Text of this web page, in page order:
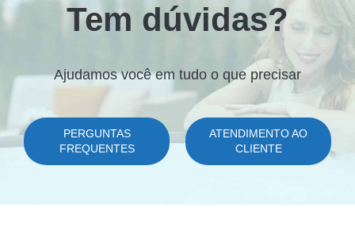
Tem dúvidas?
Ajudamos você em tudo o que precisar
PERGUNTAS
FREQUENTES
ATENDIMENTO AO
CLIENTE